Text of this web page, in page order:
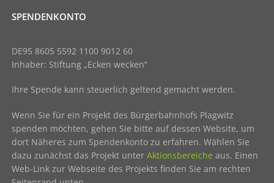
SPENDENKONTO
DE95 8605 5592 1100 9012 60
Inhaber: Stiftung „Ecken wecken“
Ihre Spende kann steuerlich geltend gemacht werden.
Wenn Sie für ein Projekt des Bürgerbahnhofs Plagwitz
spenden möchten, gehen Sie bitte auf dessen Website, um
dort Näheres zum Spendenkonto zu erfahren. Wählen Sie
dazu zunächst das Projekt unterAktionsbereiche aus. Einen
Web-Link zur Webseite des Projekts finden Sie am rechten